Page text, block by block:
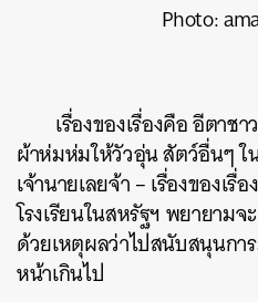
Photo:
เรื่องของเรื่องคือ อีตาช
ผ้าห่มห่มให้วัวอุ่น สัตว์อื่นๆ ใ
เจ้านายเลยจ้า – เรื่องของเ
โรงเรียนในสหรัฐฯ พยายาม
ด้วยเหตุผลว่าไปสนับสนุนก
หน้าเกินไป